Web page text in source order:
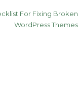
For Fixing Broken
WordPress Themes